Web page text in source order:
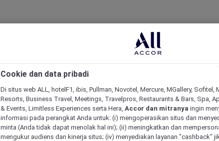
Cookie dan data pribadi
Di situs web ALL, hotelF1, ibis, Pullman, Novotel, Mercure, MGallery, Sofitel,
Resorts, Business Travel, Meetings, Travelpros, Restaurants & Bars, Spa,
& Events, Limitless Experiences serta Hera, Accor dan mitranya ingin
informasi pada perangkat Anda untuk: (i) mengoperasikan situs dan
minta (Anda tidak dapat menolak hal ini); (ii) meningkatkan dan
mengukur audiens dan kinerja situs; (iv) menyediakan layanan "cashback"